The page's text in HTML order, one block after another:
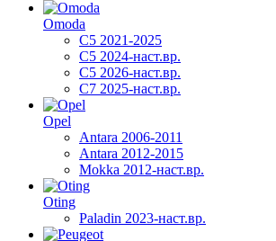
Omoda
C5 2021-2025
C5 2024-наст.вр.
C5 2026-наст.вр.
C7 2025-наст.вр.
Opel
Antara 2006-2011
Antara 2012-2015
Mokka 2012-наст.вр.
Oting
Paladin 2023-наст.вр.